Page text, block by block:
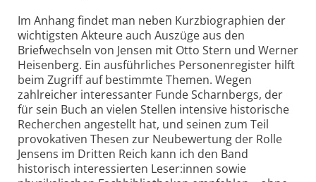
Im Anhang findet man neben Kurzbiographien der
wichtigsten Akteure auch Auszüge aus den
Briefwechseln von Jensen mit Otto Stern und Werner
Heisenberg. Ein ausführliches Personenregister hilft
beim Zugriff auf bestimmte Themen. Wegen
zahlreicher interessanter Funde Scharnbergs, der
für sein Buch an vielen Stellen intensive historische
Recherchen angestellt hat, und seinen zum Teil
provokativen Thesen zur Neubewertung der Rolle
Jensens im Dritten Reich kann ich den Band
historisch interessierten Leser:innen sowie